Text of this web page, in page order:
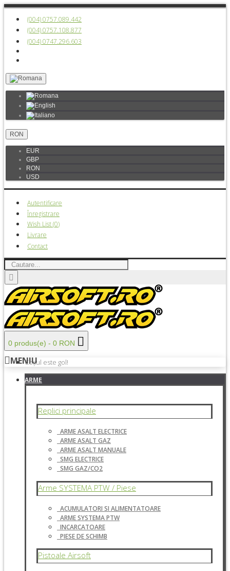
(004) 0757.089.442
(004) 0757.108.877
(004) 0747.296.603
RON
EUR
GBP
RON
USD
Autentificare
Înregistrare
Wish List (0)
Livrare
Contact
0 produs(e) - 0 RON
Coșul este gol!
MENIU
ARME
Replici principale
ARME ASALT ELECTRICE
ARME ASALT GAZ
ARME ASALT MANUALE
SMG ELECTRICE
SMG GAZ/CO2
Arme SYSTEMA PTW / Piese
ACUMULATORI SI ALIMENTATOARE
ARME SYSTEMA PTW
INCARCATOARE
PIESE DE SCHIMB
Pistoale Airsoft